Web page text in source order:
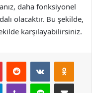
daha fonksiyonel
olacaktır. Bu şekilde,
karşılayabilirsiniz.
PinterestReddit VKontakte
TelegramViber Line E-Posta ile